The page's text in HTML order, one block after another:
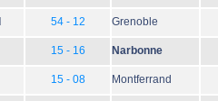
54 - 12 Grenoble
15 - 16 Narbonne
15 - 08 Montferrand